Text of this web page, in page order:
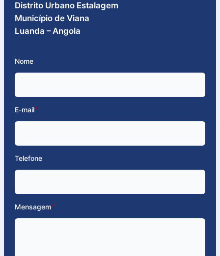
Distrito Urbano Estalagem
Município de Viana
Luanda – Angola​
Nome
E-mail*
Telefone
Mensagem*